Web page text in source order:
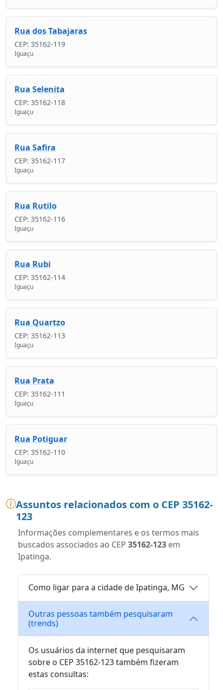
Rua dos Tabajaras
CEP: 35162-119
Iguaçu
Rua Selenita
CEP: 35162-118
Iguaçu
Rua Safira
CEP: 35162-117
Iguaçu
Rua Rutilo
CEP: 35162-116
Iguaçu
Rua Rubi
CEP: 35162-114
Iguaçu
Rua Quartzo
CEP: 35162-113
Iguaçu
Rua Prata
CEP: 35162-111
Iguaçu
Rua Potiguar
CEP: 35162-110
Iguaçu
Assuntos relacionados com o CEP 35162-
123
Informações complementares e os termos mais
buscados associados ao CEP 35162-123 em
Ipatinga.
Como ligar para a cidade de Ipatinga, MG
Outras pessoas também pesquisaram
(trends)
Os usuários da internet que pesquisaram
sobre o CEP 35162-123 também fizeram
estas consultas: